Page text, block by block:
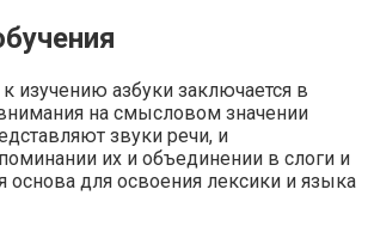
изучению азбуки заключается в
на смысловом значении
звуки речи, и
их и объединении в слоги и
основа для освоения лексики и языка